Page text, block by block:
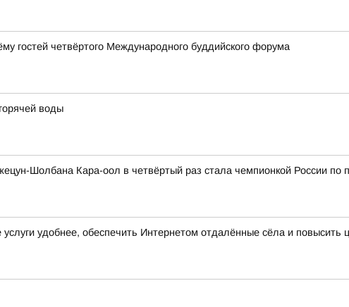
гостей четвёртого Международного буддийского форума
воды
Шолбана Кара-оол в четвёртый раз стала чемпионкой России по
удобнее, обеспечить Интернетом отдалённые сёла и повысить